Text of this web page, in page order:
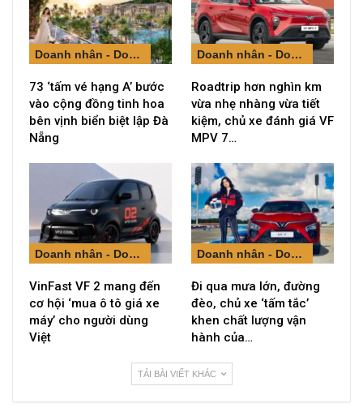
Doanh nhân - Doanh nghiệp
73 ‘tấm vé hạng A’ bước
vào cộng đồng tinh hoa
bên vịnh biển biệt lập Đà
Nẵng
Doanh nhân - Doanh nghiệp
Roadtrip hơn nghìn km
vừa nhẹ nhàng vừa tiết
kiệm, chủ xe đánh giá VF
MPV 7…
Doanh nhân - Doanh nghiệp
VinFast VF 2 mang đến
cơ hội ‘mua ô tô giá xe
máy’ cho người dùng
Việt
Doanh nhân - Doanh nghiệp
Đi qua mưa lớn, đường
đèo, chủ xe ‘tấm tắc’
khen chất lượng vận
hành của…
TẢI BÀI VIẾT KHÁC